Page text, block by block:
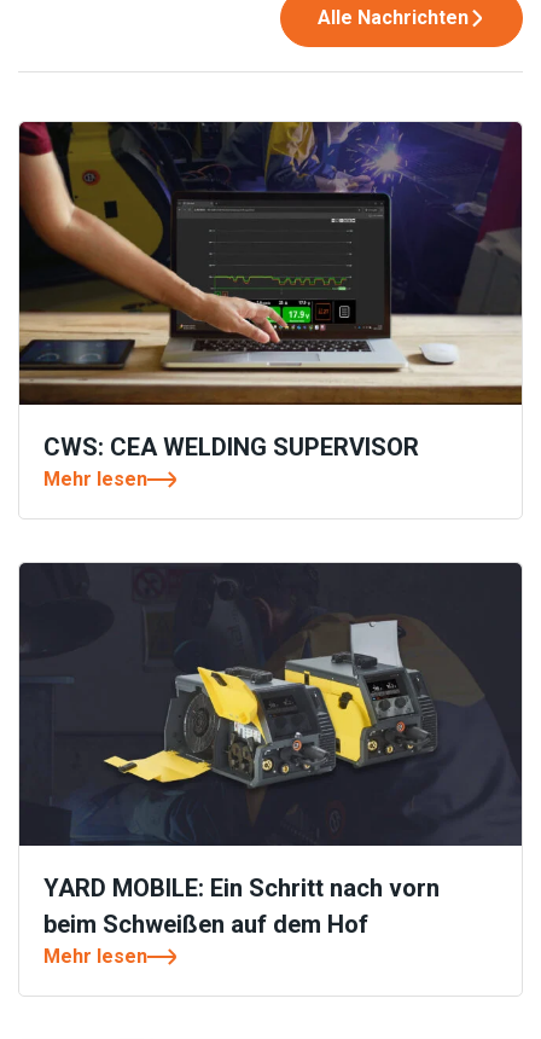
Alle Nachrichten
CWS: CEA WELDING SUPERVISOR
Mehr lesen
YARD MOBILE: Ein Schritt nach vorn
beim Schweißen auf dem Hof
Mehr lesen